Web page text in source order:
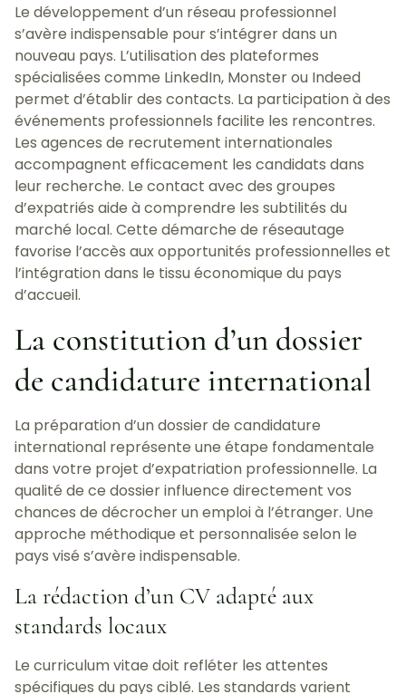
Le développement d’un réseau professionnel
s’avère indispensable pour s’intégrer dans un
nouveau pays. L’utilisation des plateformes
spécialisées comme LinkedIn, Monster ou Indeed
permet d’établir des contacts. La participation à des
événements professionnels facilite les rencontres.
Les agences de recrutement internationales
accompagnent efficacement les candidats dans
leur recherche. Le contact avec des groupes
d’expatriés aide à comprendre les subtilités du
marché local. Cette démarche de réseautage
favorise l’accès aux opportunités professionnelles et
l’intégration dans le tissu économique du pays
d’accueil.
La constitution d’un dossier
de candidature international
La préparation d’un dossier de candidature
international représente une étape fondamentale
dans votre projet d’expatriation professionnelle. La
qualité de ce dossier influence directement vos
chances de décrocher un emploi à l’étranger. Une
approche méthodique et personnalisée selon le
pays visé s’avère indispensable.
La rédaction d’un CV adapté aux
standards locaux
Le curriculum vitae doit refléter les attentes
spécifiques du pays ciblé. Les standards varient